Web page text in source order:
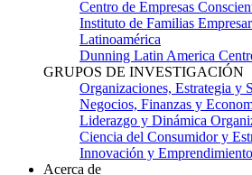
Centro de Empresas
Instituto de Familias
Latinoamérica
Dunning Latin America
GRUPOS DE INVESTIGACIÓN
Organizaciones, Estrategia y
Negocios, Finanzas y
Liderazgo y Dinámica
Ciencia del Consumidor y
Innovación y Emprendimiento
Acerca de